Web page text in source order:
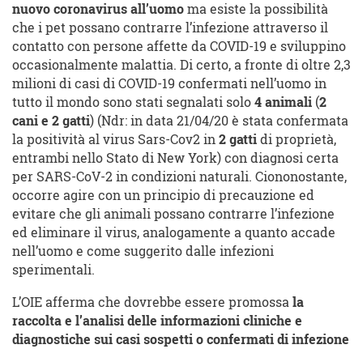
nuovo coronavirus all’uomo ma esiste la possibilità
che i pet possano contrarre l’infezione attraverso il
contatto con persone affette da COVID-19 e sviluppino
occasionalmente malattia. Di certo, a fronte di oltre 2,3
milioni di casi di COVID-19 confermati nell’uomo in
tutto il mondo sono stati segnalati solo 4 animali (2
cani e 2 gatti) (Ndr: in data 21/04/20 è stata confermata
la positività al virus Sars-Cov2 in 2 gatti di proprietà,
entrambi nello Stato di New York) con diagnosi certa
per SARS-CoV-2 in condizioni naturali. Ciononostante,
occorre agire con un principio di precauzione ed
evitare che gli animali possano contrarre l’infezione
ed eliminare il virus, analogamente a quanto accade
nell’uomo e come suggerito dalle infezioni
sperimentali.
L’OIE afferma che dovrebbe essere promossa la
raccolta e l’analisi delle informazioni cliniche e
diagnostiche sui casi sospetti o confermati di infezione